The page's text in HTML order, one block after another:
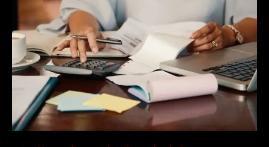
estado
de
salud
de
tus
finanzas?